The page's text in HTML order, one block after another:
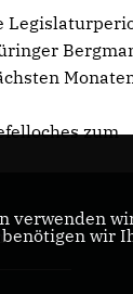
zum
verwenden